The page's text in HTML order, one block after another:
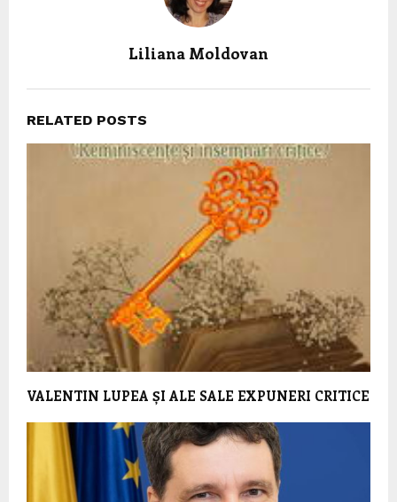
Liliana Moldovan
RELATED POSTS
VALENTIN LUPEA ȘI ALE SALE EXPUNERI CRITICE